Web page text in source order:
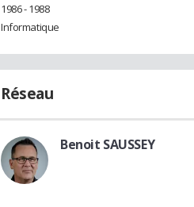
1986 - 1988
Informatique
Réseau
Benoit SAUSSEY